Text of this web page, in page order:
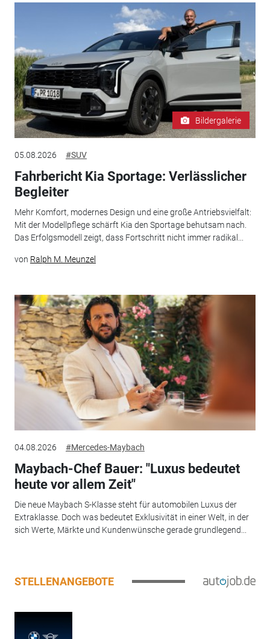
Bildergalerie
05.08.2026 #SUV
Fahrbericht Kia Sportage: Verlässlicher
Begleiter
Mehr Komfort, modernes Design und eine große Antriebsvielfalt:
Mit der Modellpflege schärft Kia den Sportage behutsam nach.
Das Erfolgsmodell zeigt, dass Fortschritt nicht immer radikal...
von Ralph M. Meunzel
04.08.2026 #Mercedes-Maybach
Maybach-Chef Bauer: "Luxus bedeutet
heute vor allem Zeit"
Die neue Maybach S-Klasse steht für automobilen Luxus der
Extraklasse. Doch was bedeutet Exklusivität in einer Welt, in der
sich Werte, Märkte und Kundenwünsche gerade grundlegend...
STELLENANGEBOTE